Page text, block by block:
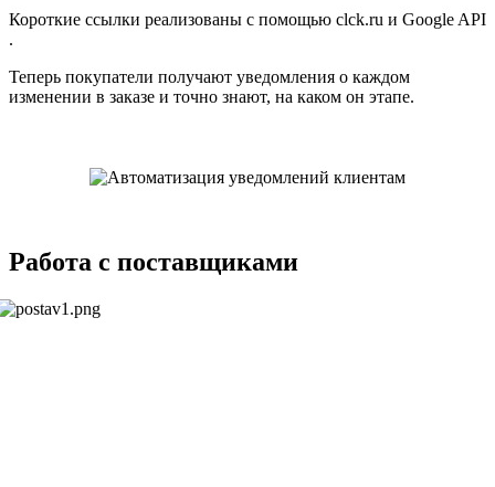
Короткие ссылки реализованы с помощью clck.ru и Google API
.
Теперь покупатели получают уведомления о каждом
изменении в заказе и точно знают, на каком он этапе.
Работа с поставщиками